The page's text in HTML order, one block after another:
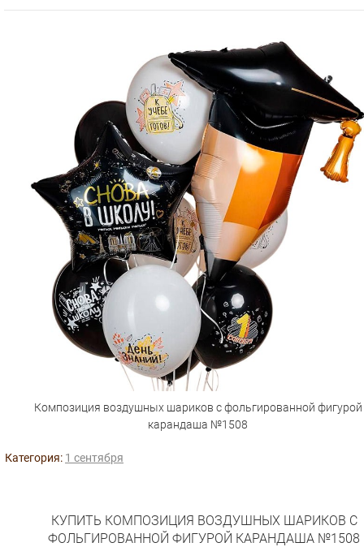
Композиция воздушных шариков с фольгированной фигурой
карандаша №1508
Категория: 1 сентября
КУПИТЬ КОМПОЗИЦИЯ ВОЗДУШНЫХ ШАРИКОВ С
ФОЛЬГИРОВАННОЙ ФИГУРОЙ КАРАНДАША №1508